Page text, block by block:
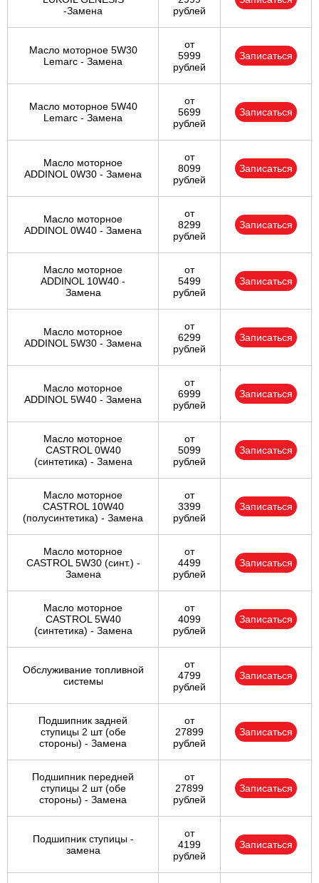
-Замена
рублей
Масло моторное 5W30
Lemarc - Замена
от
5999
рублей
Записаться
Масло моторное 5W40
Lemarc - Замена
от
5699
рублей
Записаться
Масло моторное
ADDINOL 0W30 - Замена
от
8099
рублей
Записаться
Масло моторное
ADDINOL 0W40 - Замена
от
8299
рублей
Записаться
Масло моторное
ADDINOL 10W40 -
Замена
от
5499
рублей
Записаться
Масло моторное
ADDINOL 5W30 - Замена
от
6299
рублей
Записаться
Масло моторное
ADDINOL 5W40 - Замена
от
6999
рублей
Записаться
Масло моторное
CASTROL 0W40
(синтетика) - Замена
от
5099
рублей
Записаться
Масло моторное
CASTROL 10W40
(полусинтетика) - Замена
от
3399
рублей
Записаться
Масло моторное
CASTROL 5W30 (синт.) -
Замена
от
4499
рублей
Записаться
Масло моторное
CASTROL 5W40
(синтетика) - Замена
от
4099
рублей
Записаться
Обслуживание топливной
системы
от
4799
рублей
Записаться
Подшипник задней
ступицы 2 шт (обе
стороны) - Замена
от
27899
рублей
Записаться
Подшипник передней
ступицы 2 шт (обе
стороны) - Замена
от
27899
рублей
Записаться
Подшипник ступицы -
замена
от
4199
рублей
Записаться